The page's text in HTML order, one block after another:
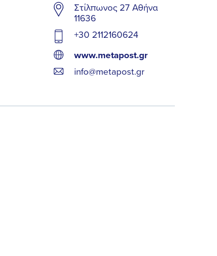
Στίλπωνος 27 Αθήνα
11636
+30 2112160624
www.metapost.gr
info@metapost.gr